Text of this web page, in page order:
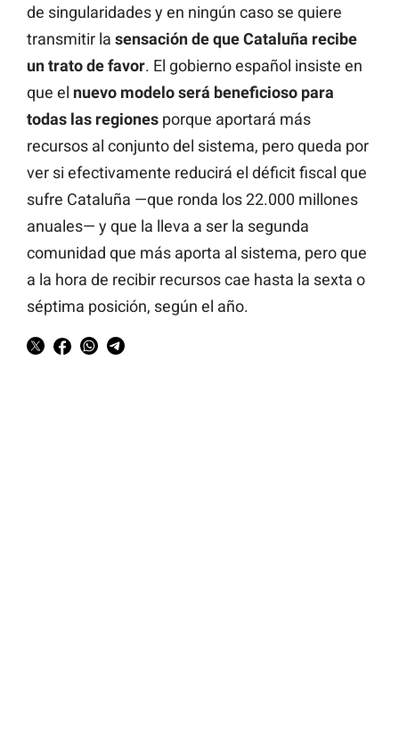
de singularidades y en ningún caso se quiere
transmitir la sensación de que Cataluña recibe
un trato de favor. El gobierno español insiste en
que el nuevo modelo será beneficioso para
todas las regiones porque aportará más
recursos al conjunto del sistema, pero queda por
ver si efectivamente reducirá el déficit fiscal que
sufre Cataluña —que ronda los 22.000 millones
anuales— y que la lleva a ser la segunda
comunidad que más aporta al sistema, pero que
a la hora de recibir recursos cae hasta la sexta o
séptima posición, según el año.